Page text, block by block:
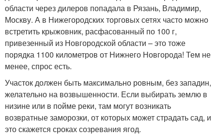
области через дилеров попадала в Рязань, Владимир,
Москву. А в Нижегородских торговых сетях часто можно
встретить крыжовник, расфасованный по 100 г,
привезенный из Новгородской области – это тоже
порядка 1100 километров от Нижнего Новгорода! Тем не
менее, спрос есть.
Участок должен быть максимально ровным, без западин,
желательно на возвышенности. Если выбирать землю в
низине или в пойме реки, там могут возникать
возвратные заморозки, от которых может страдать сад, и
это скажется сроках созревания ягод.